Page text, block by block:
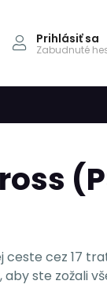
Prihlásiť sa
Zabudnuté
cez 17
ste zožali